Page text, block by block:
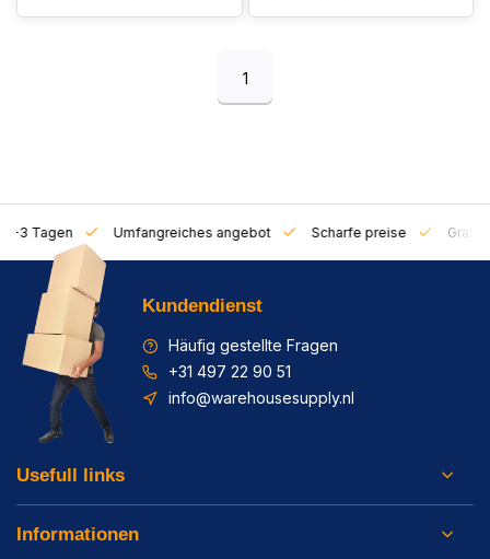
1
1-3 Tagen Umfangreiches angebot Scharfe preise Gratis
Kundendienst
Häufig gestellte Fragen
+31 497 22 90 51
info@warehousesupply.nl
Usefull links
Informationen